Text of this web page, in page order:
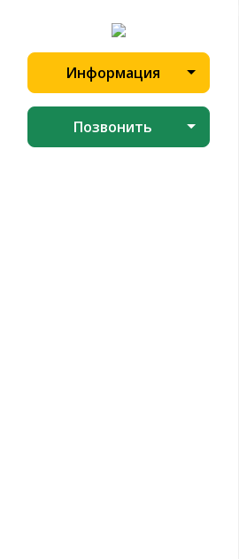
Информация
Позвонить